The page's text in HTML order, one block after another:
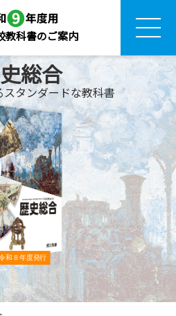
教科書のご案内
総合
タンダードな教科書
和８年度発行